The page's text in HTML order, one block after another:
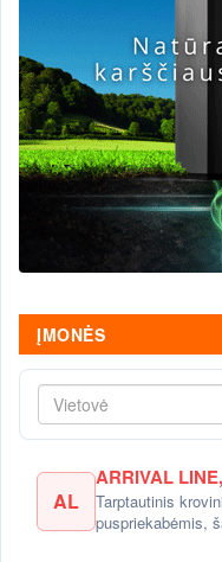
ĮMONĖS
Vietovė
AL
ARRIVAL
Tarptautinis
puspriekabėmis,